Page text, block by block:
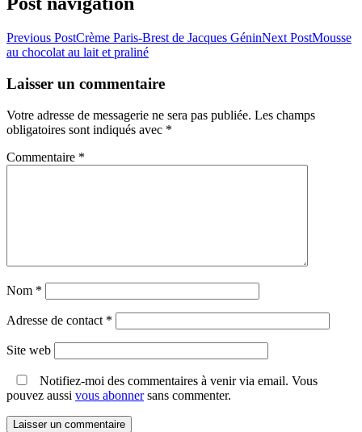
Previous PostCrème Paris-Brest de Jacques GéninNext PostMousse
au chocolat au lait et praliné
Laisser un commentaire
Votre adresse de messagerie ne sera pas publiée. Les champs
obligatoires sont indiqués avec *
Commentaire *
Nom *
Adresse de contact *
Site web
Notifiez-moi des commentaires à venir via email. Vous
pouvez aussi vous abonnersans commenter.